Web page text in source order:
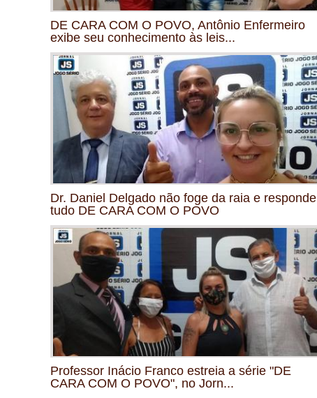
DE CARA COM O POVO, Antônio Enfermeiro
exibe seu conhecimento às leis...
Dr. Daniel Delgado não foge da raia e responde
tudo DE CARA COM O POVO
Professor Inácio Franco estreia a série "DE
CARA COM O POVO", no Jorn...